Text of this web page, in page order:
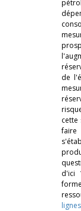
de
cette
d'ici
lignes